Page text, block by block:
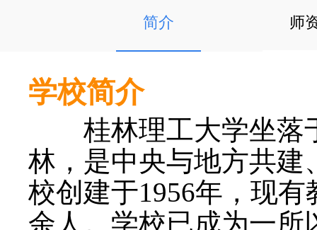
简介 师
学校简介
桂林理工大学坐落
林，是中央与地方共建
校创建于1956年，现
余人。学校已成为一所